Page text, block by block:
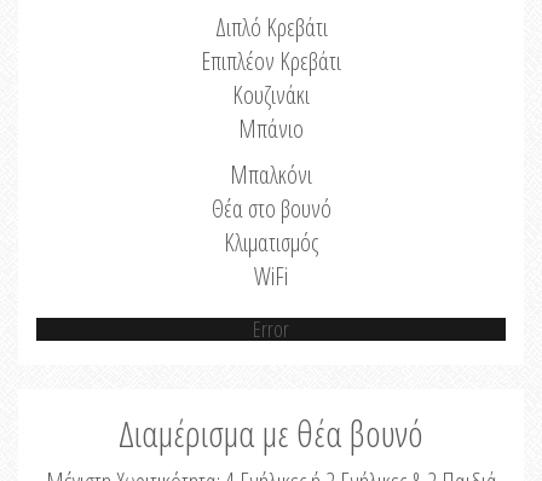
Διπλό Κρεβάτι
Επιπλέον Κρεβάτι
Κουζινάκι
Μπάνιο
Μπαλκόνι
Θέα στο βουνό
Κλιματισμός
WiFi
Error
Διαμέρισμα με θέα βουνό